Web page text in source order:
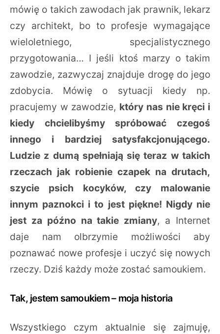
mówię o takich zawodach jak prawnik, lekarz
czy architekt, bo to profesje wymagające
wieloletniego, specjalistycznego
przygotowania… I jeśli ktoś marzy o takim
zawodzie, zazwyczaj znajduje drogę do jego
zdobycia. Mówię o sytuacji kiedy np.
pracujemy w zawodzie, który nas nie kręci i
kiedy chcielibyśmy spróbować czegoś
innego i bardziej satysfakcjonującego.
Ludzie z dumą spełniają się teraz w takich
rzeczach jak robienie czapek na drutach,
szycie psich kocyków, czy malowanie
innym paznokci i to jest piękne! Nigdy nie
jest za późno na takie zmiany, a Internet
daje nam olbrzymie możliwości aby
poznawać nowe profesje i uczyć się nowych
rzeczy. Dziś każdy może zostać samoukiem.
Tak, jestem samoukiem – moja historia
Wszystkiego czym aktualnie się zajmuję,